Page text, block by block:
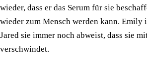
wieder, dass er das Serum für sie
wieder zum Mensch werden kann. Emily
Jared sie immer noch abweist, dass sie
verschwindet.